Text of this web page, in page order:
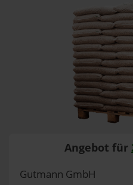
Angebot für
Gutmann GmbH